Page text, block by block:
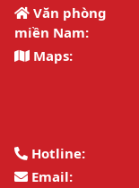
Văn phòng
miền Nam:
Maps:
Hotline:
Email: